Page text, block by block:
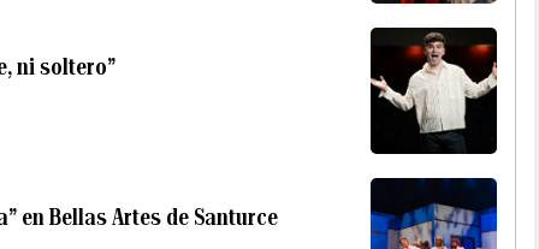
ni soltero”
en Bellas Artes de Santurce